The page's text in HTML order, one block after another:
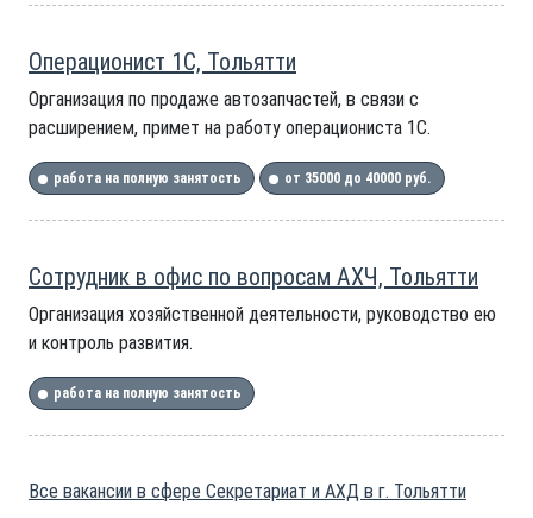
Операционист 1С, Тольятти
Организация по продаже автозапчастей, в связи с
расширением, примет на работу операциониста 1С.
работа на полную занятость от 35000 до 40000 руб.
Сотрудник в офис по вопросам АХЧ, Тольятти
Организация хозяйственной деятельности, руководство ею
и контроль развития.
работа на полную занятость
Все вакансии в сфере Секретариат и АХД в г. Тольятти